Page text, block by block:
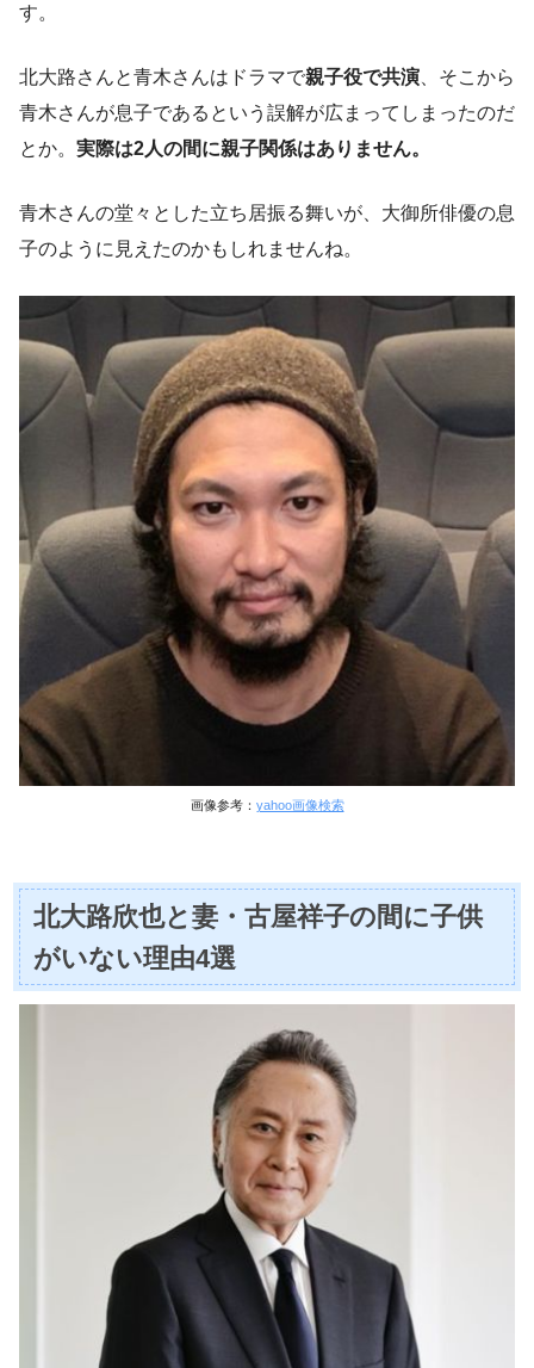
す。
北大路さんと青木さんはドラマで親子役で共演 、そこから
青木さんが息子であるという誤解が広まってしまったのだ
とか。 実際は2人の間に親子関係はありません。
青木さんの堂々とした立ち居振る舞いが、大御所俳優の息
子のように見えたのかもしれませんね。
画像参考： yahoo画像検索
北大路欣也と妻・古屋祥子の間に子供
がいない理由4選